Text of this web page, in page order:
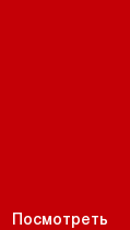
Посмотреть